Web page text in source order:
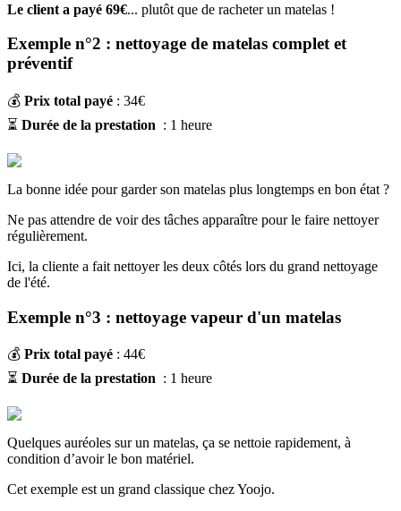
Le client a payé 69€... plutôt que de racheter un matelas !
Exemple n°2 : nettoyage de matelas complet et
préventif
💰 Prix total payé : 34€
⏳ Durée de la prestation : 1 heure
La bonne idée pour garder son matelas plus longtemps en bon état ?
Ne pas attendre de voir des tâches apparaître pour le faire nettoyer
régulièrement.
Ici, la cliente a fait nettoyer les deux côtés lors du grand nettoyage
de l'été.
Exemple n°3 : nettoyage vapeur d'un matelas
💰 Prix total payé : 44€
⏳ Durée de la prestation : 1 heure
Quelques auréoles sur un matelas, ça se nettoie rapidement, à
condition d’avoir le bon matériel.
Cet exemple est un grand classique chez Yoojo.